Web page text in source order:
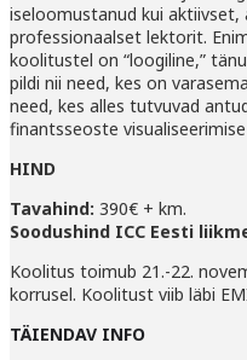
iseloomustanud kui aktiivset,
professionaalset lektorit.
koolitustel on “loogiline,”
pildi nii need, kes on
need, kes alles tutvuvad
finantsseoste
HIND
Tavahind: 390€ + km.
Soodushind ICC Eesti
Koolitus toimub 21.-22.
korrusel. Koolitust viib läbi
TÄIENDAV INFO